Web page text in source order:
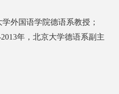
外国语学院德语系教授；
年 ，北京大学德语系副主